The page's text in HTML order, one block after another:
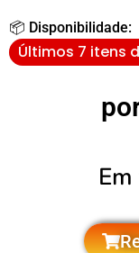
📦 Disponibilidade:
Últimos 7 itens